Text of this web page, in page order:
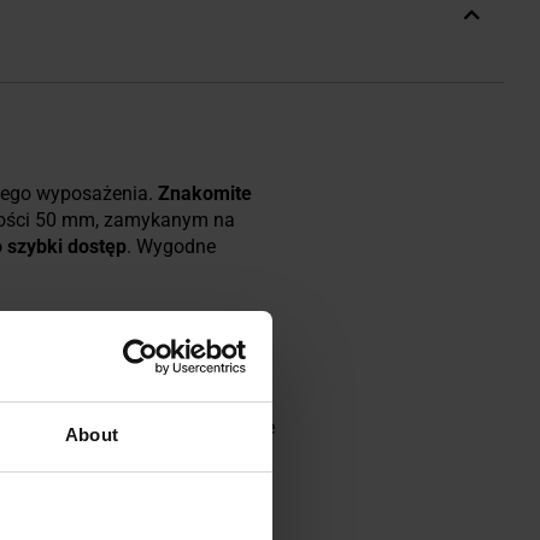
About
wyposażenia. Znakomite
50 mm, zamykanym na
szybki dostęp. Wygodne
regulowana w każdym
z naszytym systemem
kieszenieALICE
lub inne oparte